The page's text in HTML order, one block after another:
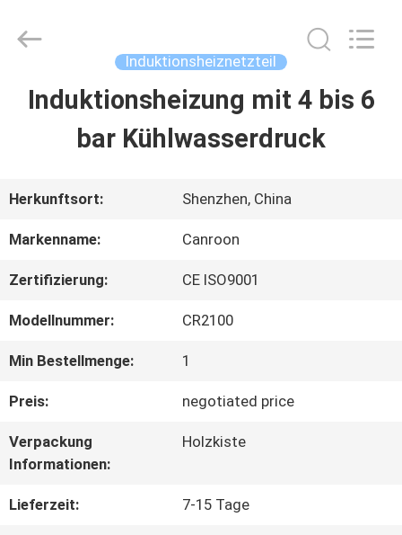
STARTSEITE
ÜBER
UNS
FABRIK
TOUR
QUALITÄTSKONTROLLE
KONTAKT
Electrical
Appliances
Induktionsheiznetzteil
Induktionsheizung mit 4 bis 6
bar Kühlwasserdruck
Herkunftsort: Shenzhen, China
Markenname: Canroon
Zertifizierung: CE ISO9001
Modellnummer: CR2100
Min Bestellmenge: 1
Preis: negotiated price
Verpackung
Informationen:
Holzkiste
Lieferzeit: 7-15 Tage